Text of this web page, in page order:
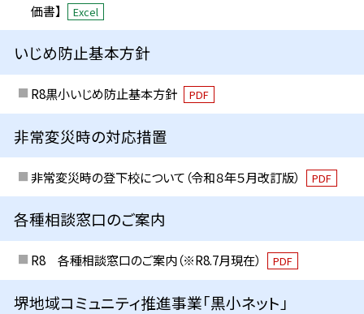
価書】
Excel
いじめ防止基本方針
R8黒小いじめ防止基本方針 PDF
非常変災時の対応措置
非常変災時の登下校について（令和８年５月改訂版） PDF
各種相談窓口のご案内
R8 各種相談窓口のご案内（※R8.7月現在） PDF
堺地域コミュニティ推進事業「黒小ネット」